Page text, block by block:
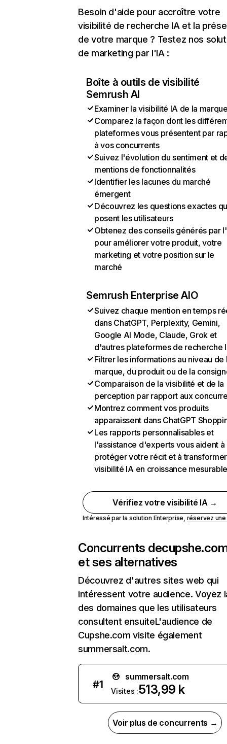
Besoin d'aide pour accroître votre
visibilité de recherche IA et la
de votre marque ? Testez nos
de marketing par l'IA :
Boîte à outils de visibilité
Semrush AI
Examiner la visibilité IA de la
Comparez la façon dont les
plateformes vous présentent par
à vos concurrents
Suivez l'évolution du sentiment et
mentions de fonctionnalités
Identifier les lacunes du marché
émergent
Découvrez les questions exactes
posent les utilisateurs
Obtenez des conseils générés par
pour améliorer votre produit, votre
marketing et votre position sur le
marché
Semrush Enterprise AIO
Suivez chaque mention en temps
dans ChatGPT, Perplexity, Gemini,
Google AI Mode, Claude, Grok et
d'autres plateformes de recherche
Filtrer les informations au niveau de
marque, du produit ou de la
Comparaison de la visibilité et de la
perception par rapport aux
Montrez comment vos produits
apparaissent dans ChatGPT
Les rapports personnalisables et
l'assistance d'experts vous aident à
protéger votre récit et à
visibilité IA en croissance
Vérifiez votre visibilité IA →
Intéressé par la solution Enterprise, réservez
Concurrents de
et ses alternatives
Découvrez d'autres sites web qui
intéressent votre audience. Voyez
des domaines que les utilisateurs
consultent ensuiteL'audience de
Cupshe.com visite également
summersalt.com.
#1
summersalt.com
Visites :513,99 k
Voir plus de concurrents →